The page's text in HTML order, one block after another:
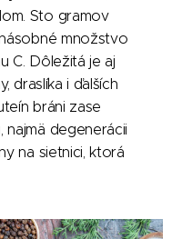
Sto gramov
množstvo
C. Dôležitá je aj
draslíka i ďalších
bráni zase
degenerácii
na sietnici, ktorá